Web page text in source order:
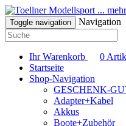
...
Toggle navigation Navigation
Ihr Warenkorb 0
Startseite
Shop-Navigation
GESCHENK-
Adapter+Kabel
Akkus
Boote+Zubehör